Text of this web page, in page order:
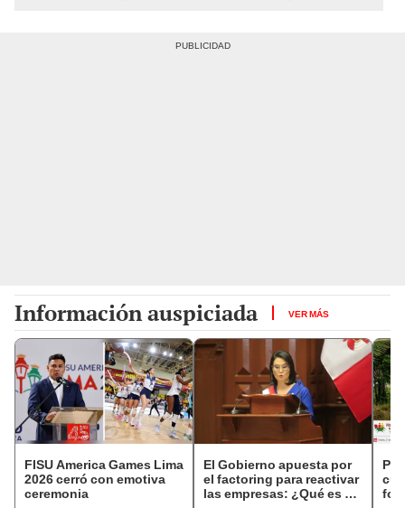
Información auspiciada VER MÁS
FISU America Games Lima
2026 cerró con emotiva
ceremonia
El Gobierno apuesta por
el factoring para reactivar
las empresas: ¿Qué es y